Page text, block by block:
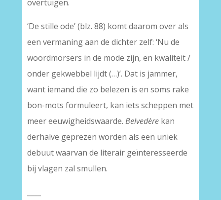
overtuigen.
‘De stille ode’ (blz. 88) komt daarom over als
een vermaning aan de dichter zelf: ‘Nu de
woordmorsers in de mode zijn, en kwaliteit /
onder gekwebbel lijdt (…)’. Dat is jammer,
want iemand die zo belezen is en soms rake
bon-mots formuleert, kan iets scheppen met
meer eeuwigheidswaarde. Belvedèrekan
derhalve geprezen worden als een uniek
debuut waarvan de literair geïnteresseerde
bij vlagen zal smullen.